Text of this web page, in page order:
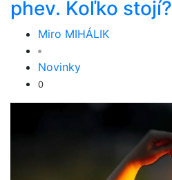
phev. Koľko stojí?
Miro MIHÁLIK
Novinky
0